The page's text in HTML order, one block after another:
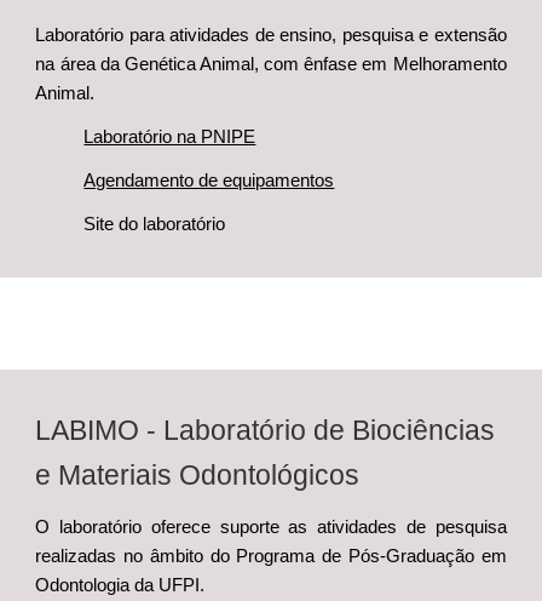
Laboratório para atividades de ensino, pesquisa e extensão
na área da Genética Animal, com ênfase em Melhoramento
Animal.
Laboratório na PNIPE
Agendamento de equipamentos
Site do laboratório
LABIMO - Laboratório de Biociências
e Materiais Odontológicos
O laboratório oferece suporte as atividades de pesquisa
realizadas no âmbito do Programa de Pós-Graduação em
Odontologia da UFPI.